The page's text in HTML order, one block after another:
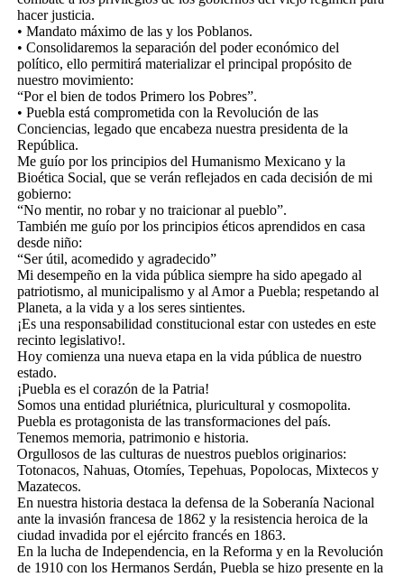
hacer justicia.
• Mandato máximo de las y los Poblanos.
• Consolidaremos la separación del poder económico del
político, ello permitirá materializar el principal propósito de
nuestro movimiento:
“Por el bien de todos Primero los Pobres”.
• Puebla está comprometida con la Revolución de las
Conciencias, legado que encabeza nuestra presidenta de la
República.
Me guío por los principios del Humanismo Mexicano y la
Bioética Social, que se verán reflejados en cada decisión de mi
gobierno:
“No mentir, no robar y no traicionar al pueblo”.
También me guío por los principios éticos aprendidos en casa
desde niño:
“Ser útil, acomedido y agradecido”
Mi desempeño en la vida pública siempre ha sido apegado al
patriotismo, al municipalismo y al Amor a Puebla; respetando al
Planeta, a la vida y a los seres sintientes.
¡Es una responsabilidad constitucional estar con ustedes en este
recinto legislativo!.
Hoy comienza una nueva etapa en la vida pública de nuestro
estado.
¡Puebla es el corazón de la Patria!
Somos una entidad pluriétnica, pluricultural y cosmopolita.
Puebla es protagonista de las transformaciones del país.
Tenemos memoria, patrimonio e historia.
Orgullosos de las culturas de nuestros pueblos originarios:
Totonacos, Nahuas, Otomíes, Tepehuas, Popolocas, Mixtecos y
Mazatecos.
En nuestra historia destaca la defensa de la Soberanía Nacional
ante la invasión francesa de 1862 y la resistencia heroica de la
ciudad invadida por el ejército francés en 1863.
En la lucha de Independencia, en la Reforma y en la Revolución
de 1910 con los Hermanos Serdán, Puebla se hizo presente en la